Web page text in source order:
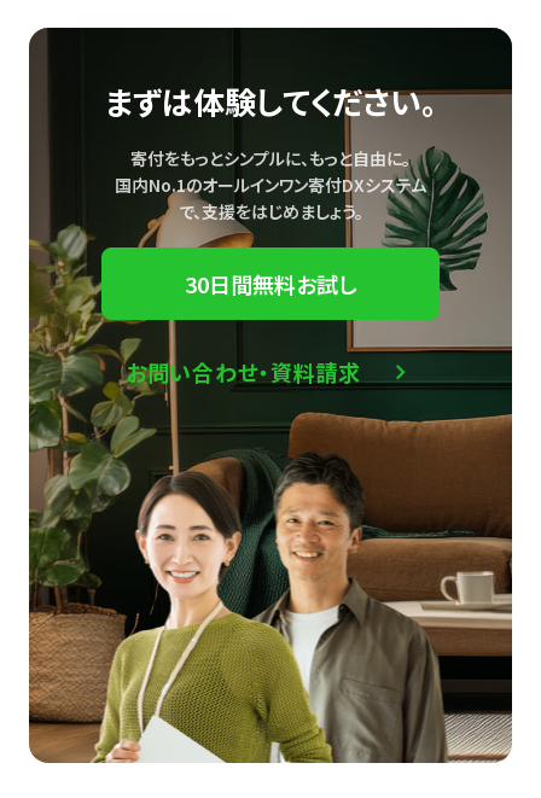
まずは体験してください。
寄付をもっとシンプルに、もっと自由に。
国内No.1のオールインワン寄付DXシステム
で、支援をはじめましょう。
30日間無料お試し
お問い合わせ・資料請求